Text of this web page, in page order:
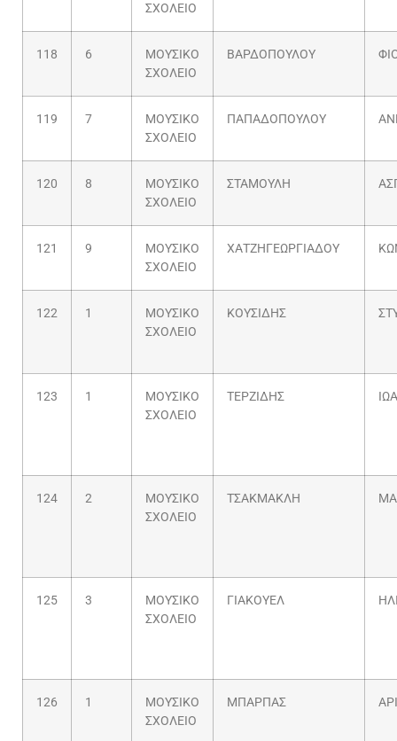
ΣΧΟΛΕΙΟ
118 6
ΜΟΥΣΙΚΟ
ΣΧΟΛΕΙΟ
ΒΑΡΔΟΠΟΥΛΟΥ
119 7
ΜΟΥΣΙΚΟ
ΣΧΟΛΕΙΟ
ΠΑΠΑΔΟΠΟΥΛΟΥ
120 8
ΜΟΥΣΙΚΟ
ΣΧΟΛΕΙΟ
ΣΤΑΜΟΥΛΗ
121 9
ΜΟΥΣΙΚΟ
ΣΧΟΛΕΙΟ
ΧΑΤΖΗΓΕΩΡΓΙΑΔΟΥ
122 1
ΜΟΥΣΙΚΟ
ΣΧΟΛΕΙΟ
ΚΟΥΣΙΔΗΣ
123 1
ΜΟΥΣΙΚΟ
ΣΧΟΛΕΙΟ
ΤΕΡΖΙΔΗΣ
124 2
ΜΟΥΣΙΚΟ
ΣΧΟΛΕΙΟ
ΤΣΑΚΜΑΚΛΗ
125 3
ΜΟΥΣΙΚΟ
ΣΧΟΛΕΙΟ
ΓΙΑΚΟΥΕΛ
126 1
ΜΟΥΣΙΚΟ
ΣΧΟΛΕΙΟ
ΜΠΑΡΠΑΣ